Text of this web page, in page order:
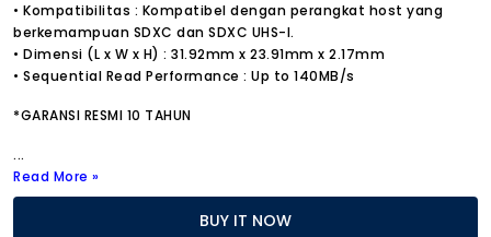
• Kompatibilitas : Kompatibel dengan perangkat host yang
berkemampuan SDXC dan SDXC UHS-I.
• Dimensi (L x W x H) : 31.92mm x 23.91mm x 2.17mm
• Sequential Read Performance : Up to 140MB/s
*GARANSI RESMI 10 TAHUN
...
Read More »
BUY IT NOW